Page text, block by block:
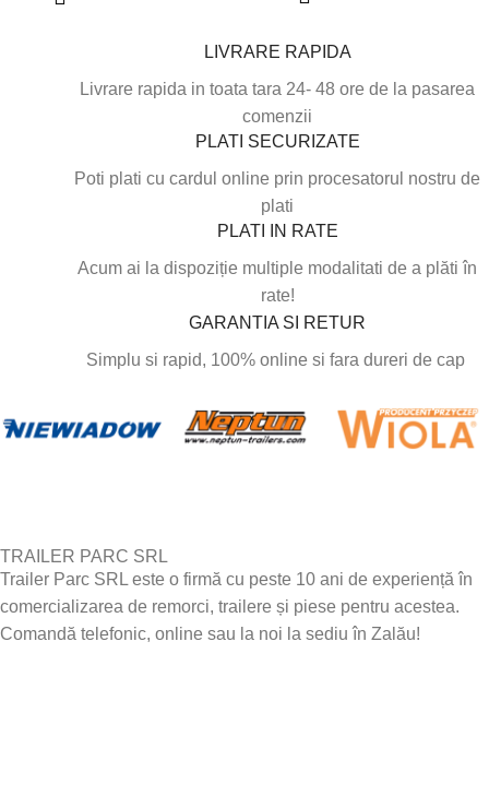
LIVRARE RAPIDA
Livrare rapida in toata tara 24- 48 ore de la pasarea
comenzii
PLATI SECURIZATE
Poti plati cu cardul online prin procesatorul nostru de
plati
PLATI IN RATE
Acum ai la dispoziție multiple modalitati de a plăti în
rate!
GARANTIA SI RETUR
Simplu si rapid, 100% online si fara dureri de cap
TRAILER PARC SRL
Trailer Parc SRL este o firmă cu peste 10 ani de experiență în
comercializarea de remorci, trailere și piese pentru acestea.
Comandă telefonic, online sau la noi la sediu în Zalău!